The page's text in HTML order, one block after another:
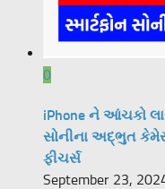
0
iPhone ને આંચકો
સોનીના અદ્ભુત
ફીચર્સ
September 23,